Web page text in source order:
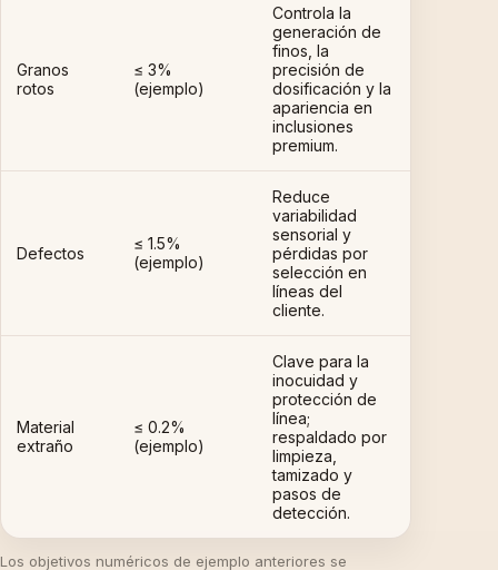
Granos
rotos
≤ 3%
(ejemplo)
Controla la
generación de
finos, la
precisión de
dosificación y la
apariencia en
inclusiones
premium.
Defectos
≤ 1.5%
(ejemplo)
Reduce
variabilidad
sensorial y
pérdidas por
selección en
líneas del
cliente.
Material
extraño
≤ 0.2%
(ejemplo)
Clave para la
inocuidad y
protección de
línea;
respaldado por
limpieza,
tamizado y
pasos de
detección.
Los objetivos numéricos de ejemplo anteriores se